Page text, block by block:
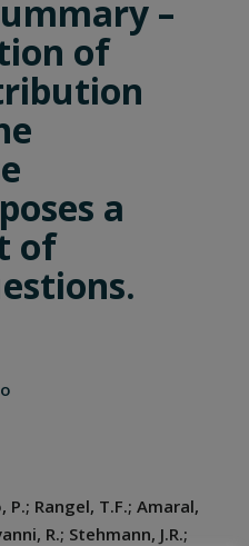
–
of
a
of
P.; Rangel, T.F.; Amaral,
R.; Stehmann, J.R.;